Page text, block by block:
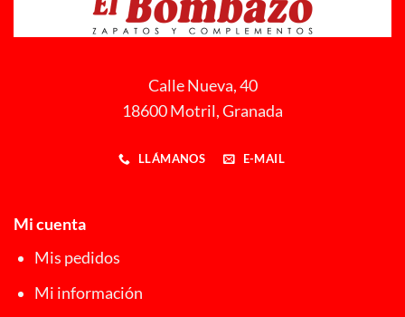
Calle Nueva, 40
18600 Motril, Granada
LLÁMANOS E-MAIL
Mi cuenta
Mis pedidos
Mi información